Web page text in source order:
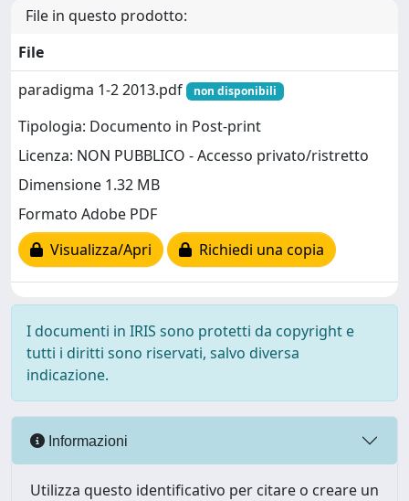
File in questo prodotto:
File
paradigma 1-2 2013.pdf
non disponibili
Tipologia: Documento in Post-print
Licenza: NON PUBBLICO - Accesso privato/ristretto
Dimensione 1.32 MB
Formato Adobe PDF
Visualizza/Apri
Richiedi una copia
I documenti in IRIS sono protetti da copyright e
tutti i diritti sono riservati, salvo diversa
indicazione.
Informazioni
Utilizza questo identificativo per citare o creare un